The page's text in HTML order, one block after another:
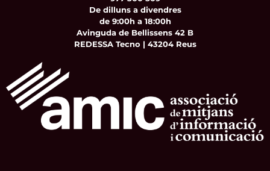
De dilluns a divendres
de 9:00h a 18:00h
Avinguda de Bellissens 42 B
REDESSA Tecno | 43204 Reus